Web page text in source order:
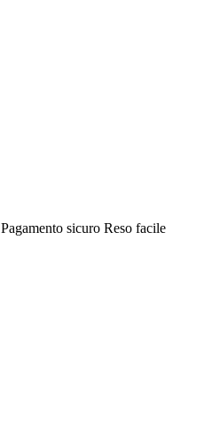
Pagamento sicuro Reso facile